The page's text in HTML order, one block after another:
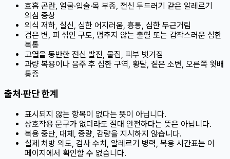
호흡 곤란, 얼굴·입술·목 부종, 전신 두드러기 같은 알레르기
의심 증상
의식 저하, 실신, 심한 어지러움, 흉통, 심한 두근거림
검은 변, 피 섞인 구토, 멈추지 않는 출혈 또는 갑작스러운 심한
복통
고열을 동반한 전신 발진, 물집, 피부 벗겨짐
과량 복용이나 음주 후 심한 구역, 황달, 짙은 소변, 오른쪽 윗배
통증
출처·판단 한계
표시되지 않는 항목이 없다는 뜻이 아닙니다.
상호작용 문구가 없더라도 절대 안전하다는 뜻은 아닙니다.
복용 중단, 대체, 증량, 감량을 지시하지 않습니다.
실제 처방 의도, 검사 수치, 알레르기 병력, 복용 시간표는 이
페이지에서 확인할 수 없습니다.